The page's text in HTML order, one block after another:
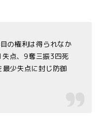
の権利は得られなか
点、9奪三振3四死
少失点に封じ防御